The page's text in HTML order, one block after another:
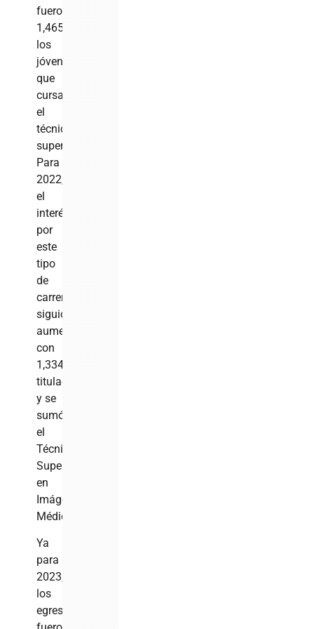
fueron
1,465
los
jóvenes
que
cursaron
el
técnico
superior.
Para
2022,
el
interés
por
este
tipo
de
carreras
siguió
aumentando
con
1,334
titulados
y se
sumó
el
Técnico
Superior
en
Imágenes
Médicas.
Ya
para
2023,
los
egresados